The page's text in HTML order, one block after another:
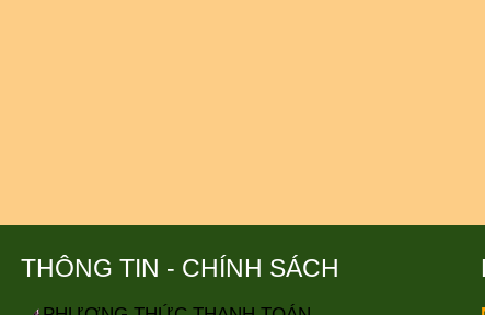
THÔNG TIN - CHÍNH SÁCH